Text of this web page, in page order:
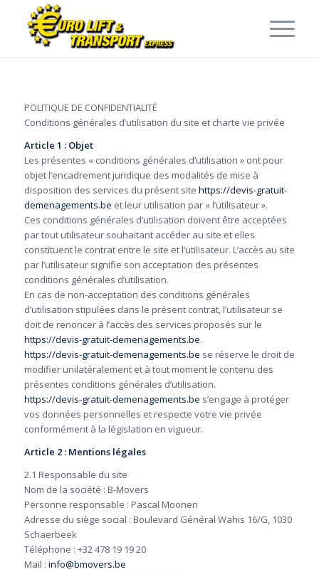
POLITIQUE DE CONFIDENTIALITÉ
Conditions générales d’utilisation du site et charte vie privée
Article 1 : Objet
Les présentes « conditions générales d’utilisation » ont pour
objet l’encadrement juridique des modalités de mise à
disposition des services du présent site https://devis-gratuit-
demenagements.be et leur utilisation par « l’utilisateur ».
Ces conditions générales d’utilisation doivent être acceptées
par tout utilisateur souhaitant accéder au site et elles
constituent le contrat entre le site et l’utilisateur. L’accès au site
par l’utilisateur signifie son acceptation des présentes
conditions générales d’utilisation.
En cas de non-acceptation des conditions générales
d’utilisation stipulées dans le présent contrat, l’utilisateur se
doit de renoncer à l’accès des services proposés sur le
https://devis-gratuit-demenagements.be.
https://devis-gratuit-demenagements.be se réserve le droit de
modifier unilatéralement et à tout moment le contenu des
présentes conditions générales d’utilisation.
https://devis-gratuit-demenagements.be s’engage à protéger
vos données personnelles et respecte votre vie privée
conformément à la législation en vigueur.
Article 2 : Mentions légales
2.1 Responsable du site
Nom de la société : B-Movers
Personne responsable : Pascal Moonen
Adresse du siège social : Boulevard Général Wahis 16/G, 1030
Schaerbeek
Téléphone : +32 478 19 19 20
Mail : info@bmovers.be